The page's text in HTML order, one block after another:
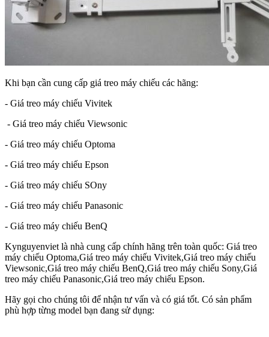
Khi bạn cần cung cấp giá treo máy chiếu các hãng:
- Giá treo máy chiếu Vivitek
- Giá treo máy chiếu Viewsonic
- Giá treo máy chiếu Optoma
- Giá treo máy chiếu Epson
- Giá treo máy chiếu SOny
- Giá treo máy chiếu Panasonic
- Giá treo máy chiếu BenQ
Kynguyenviet là nhà cung cấp chính hãng trên toàn quốc: Giá treo
máy chiếu Optoma,Giá treo máy chiếu Vivitek,Giá treo máy chiếu
Viewsonic,Giá treo máy chiếu BenQ,Giá treo máy chiếu Sony,Giá
treo máy chiếu Panasonic,Giá treo máy chiếu Epson.
Hãy gọi cho chúng tôi để nhận tư vấn và có giá tốt. Có sản phẩm
phù hợp từng model bạn đang sử dụng: